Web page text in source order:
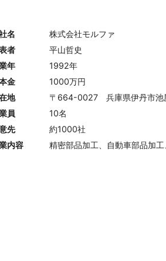
名
株式会社モルファ
者
平山哲史
年
1992年
金
1000万円
地
〒664-0027 兵庫県伊丹市池
員
10名
先
約1000社
内容
精密部品加工、自動車部品加